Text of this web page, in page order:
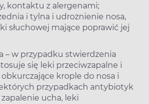
kontaktu z alergenami;
i tylna i udrożnienie nosa,
słuchowej mające poprawić jej
– w przypadku stwierdzenia
się leki przeciwzapalne i
krople do nosa i
przypadkach antybiotyk
ucha, leki